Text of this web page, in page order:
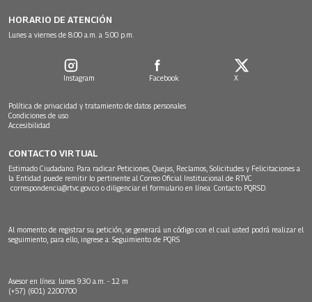
HORARIO DE ATENCIÓN
Lunes a viernes de 8:00 a.m. a 5:00 p.m.
Instagram Facebook X
Política de privacidad y tratamiento de datos personales
Condiciones de uso
Accesibilidad
CONTACTO VIRTUAL
Estimado Ciudadano: Para radicar Peticiones, Quejas, Reclamos, Solicitudes y Felicitaciones a
la Entidad puede remitir lo pertinente al Correo Oficial Institucional de RTVC
correspondencia@rtvc.gov.co o diligenciar el formulario en línea: Contacto PQRSD.
Al momento de registrar su petición, se generará un código con el cual usted podrá realizar el
seguimiento, para ello, ingrese a: Seguimiento de PQRS
Asesor en línea: lunes 9:30 a.m. - 12 m
(+57) (601) 2200700